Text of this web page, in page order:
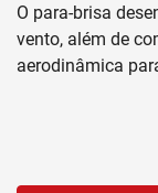
O para-brisa
vento, além de
aerodinâmica